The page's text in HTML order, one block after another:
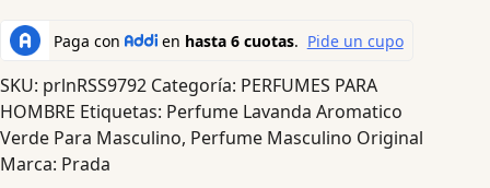
SKU: prlnRSS9792 Categoría: PERFUMES PARA
HOMBRE Etiquetas: Perfume Lavanda Aromatico
Verde Para Masculino, Perfume Masculino Original
Marca: Prada